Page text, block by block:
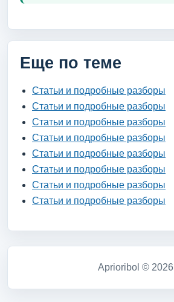
Еще по теме
Статьи и подробные разборы
Статьи и подробные разборы
Статьи и подробные разборы
Статьи и подробные разборы
Статьи и подробные разборы
Статьи и подробные разборы
Статьи и подробные разборы
Статьи и подробные разборы
Aprioribol © 2026